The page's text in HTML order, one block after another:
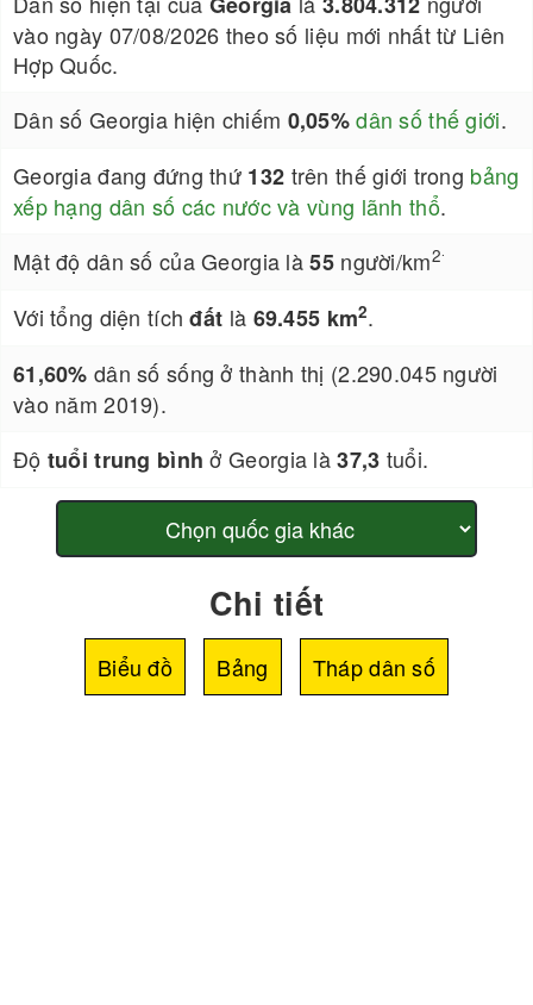
vào ngày 07/08/2026 theo số liệu mới nhất từ Liên
Hợp Quốc.
Dân số Georgia hiện chiếm 0,05% dân số thế giới.
Georgia đang đứng thứ 132 trên thế giới trong bảng
xếp hạng dân số các nước và vùng lãnh thổ.
Mật độ dân số của Georgia là55người/km2.
Với tổng diện tíchđất là 69.455 km2.
61,60% dân số sống ở thành thị (2.290.045 người
vào năm 2019).
Độ tuổi trung bình ở Georgia là37,3 tuổi.
Chi tiết
Biểu đồ Bảng Tháp dân số